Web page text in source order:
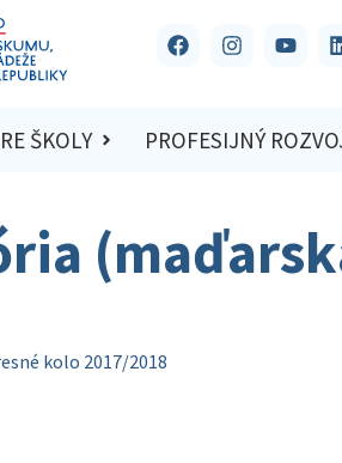
ŠKOLY PROFESIJNÝ
kolo 2017/2018